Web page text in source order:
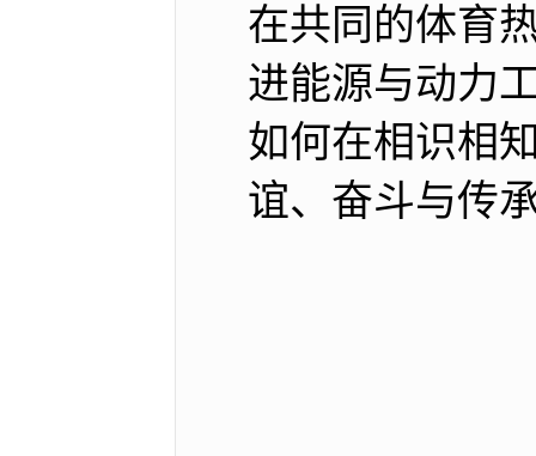
在共同的体育
进能源与动力
如何在相识相
谊、奋斗与传